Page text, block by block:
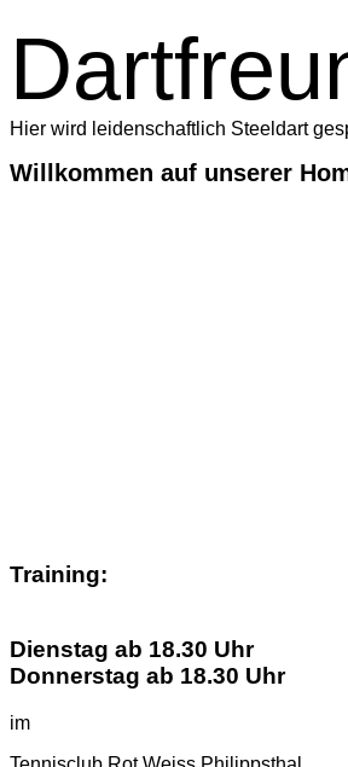
Hier wird leidenschaftlich Steeldart
Willkommen auf unserer
Training:
Dienstag ab 18.30 Uhr
Donnerstag ab 18.30 Uhr
im